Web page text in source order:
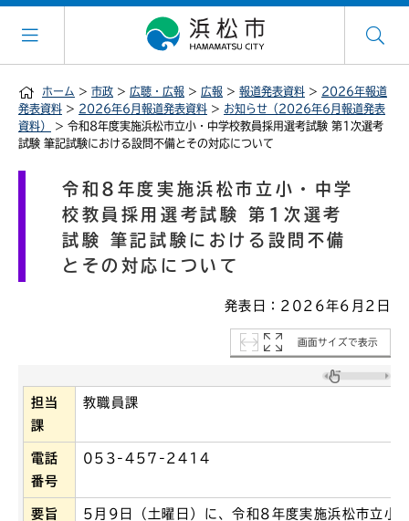
ホーム > 市政 > 広聴・広報 > 広報 > 報道発表資料 > 2026年報道
発表資料 > 2026年6月報道発表資料 > お知らせ（2026年6月報道発表
資料）
> 令和8年度実施浜松市立小・中学校教員採用選考試験 第1次選考
試験 筆記試験における設問不備とその対応について
令和8年度実施浜松市立小・中学
校教員採用選考試験 第1次選考
試験 筆記試験における設問不備
とその対応について
発表日：2026年6月2日
画面サイズで表示
担当
課
教職員課
電話
番号
053-457-2414
要旨
5月9日（土曜日）に、令和8年度実施浜松市立小